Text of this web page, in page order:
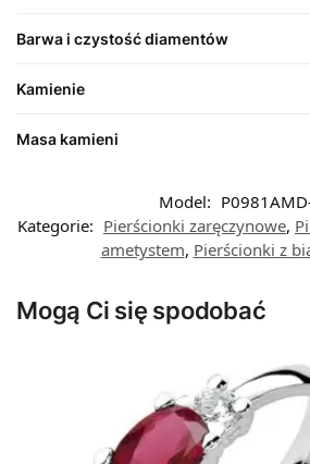
Barwa i czystość diamentów
Kamienie
Masa kamieni
Model:
Kategorie: Pierścionki zaręczynowe,
ametystem, Pierścionki z
Mogą Ci się spodobać